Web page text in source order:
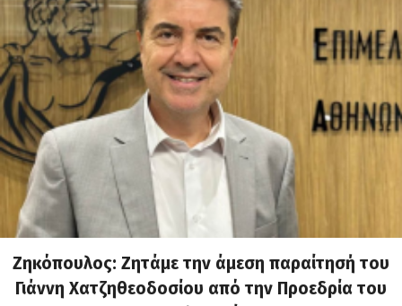
Ζηκόπουλος: Ζητάμε την άμεση παραίτησή του
Γιάννη Χατζηθεοδοσίου από την Προεδρία του